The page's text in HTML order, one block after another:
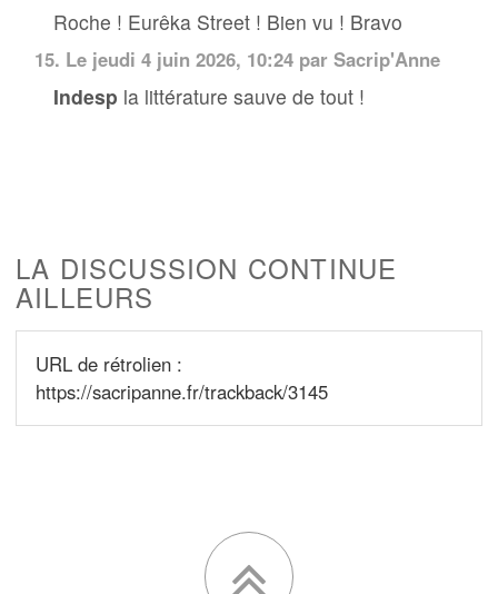
Roche ! Eurêka Street ! Bien vu ! Bravo
15. Le jeudi 4 juin 2026, 10:24 par Sacrip'Anne
Indesp la littérature sauve de tout !
LA DISCUSSION CONTINUE
AILLEURS
URL de rétrolien :
https://sacripanne.fr/trackback/3145